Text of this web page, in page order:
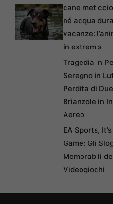
cane
né acqua
vacanze:
in extremis
Tragedia in
Seregno in
Perdita di
Brianzole in
Aereo
EA Sports,
Game: Gli
Memorabili
Videogiochi